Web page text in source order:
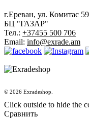
г.Ереван, ул. Комитас 59
БЦ "ГАЗАР"
Тел.: +37455 500 706
Email: info@exrade.am
© 2026 Exradeshop.
Click outside to hide the
Сравнить